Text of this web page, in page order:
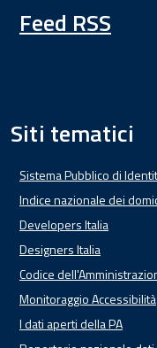
Feed RSS
Siti tematici
Sistema Pubblico di
Indice nazionale dei
Developers Italia
Designers Italia
Codice
Monitoraggio Accessibilità
I dati aperti della PA